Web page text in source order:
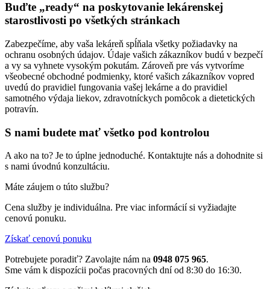
Buďte „ready“ na poskytovanie lekárenskej
starostlivosti po všetkých stránkach
Zabezpečíme, aby vaša lekáreň spĺňala všetky požiadavky na
ochranu osobných údajov. Údaje vašich zákazníkov budú v bezpečí
a vy sa vyhnete vysokým pokutám. Zároveň pre vás vytvoríme
všeobecné obchodné podmienky, ktoré vašich zákazníkov vopred
uvedú do pravidiel fungovania vašej lekárne a do pravidiel
samotného výdaja liekov, zdravotníckych pomôcok a dietetických
potravín.
S nami budete mať všetko pod kontrolou
A ako na to? Je to úplne jednoduché. Kontaktujte nás a dohodnite si
s nami úvodnú konzultáciu.
Máte záujem o túto službu?
Cena služby je individuálna. Pre viac informácií si vyžiadajte
cenovú ponuku.
Získať cenovú ponuku
Potrebujete poradiť? Zavolajte nám na 0948 075 965.
Sme vám k dispozícii počas pracovných dní od 8:30 do 16:30.